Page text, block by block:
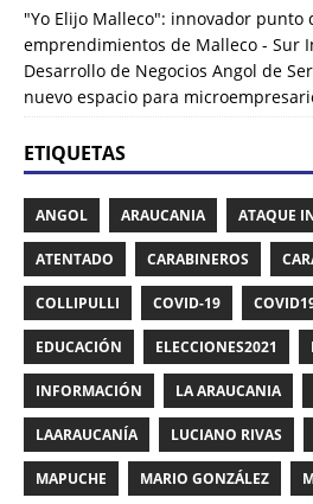
"Yo Elijo Malleco": innovador punto
emprendimientos de Malleco - Sur
Desarrollo de Negocios Angol de
nuevo espacio para
ETIQUETAS
ANGOL ARAUCANIA ATAQUE
ATENTADO CARABINEROS
COLLIPULLI COVID-19
EDUCACIÓN ELECCIONES2021
INFORMACIÓN LA ARAUCANIA
LAARAUCANÍA LUCIANO RIVAS
MAPUCHE MARIO GONZÁLEZ